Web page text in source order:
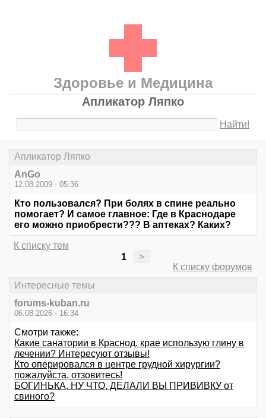
Здоровье и Медицина
Апликатор Ляпко
Найти!
Апликатор Ляпко
AnGo
12.08.2009 - 05:36
Кто пользовался? При болях в спине реально
помогает? И самое главное: Где в Краснодаре
его можно приобрести??? В аптеках? Каких?
К списку тем
1
>
К списку форумов
Интересные темы
forums-kuban.ru
06.08.2026 - 16:34
Смотри также:
Какие санатории в Краснод. крае использую глину в
лечении? Интересуют отзывы!
Кто оперировался в центре грудной хирургии?
пожалуйста, отзовитесь!
БОГИНЬКА, НУ ЧТО, ДЕЛАЛИ ВЫ ПРИВИВКУ от
свиного?